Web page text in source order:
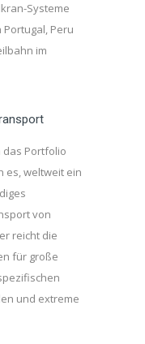
Systeme
Peru
im
das Portfolio
es, weltweit ein
von
reicht die
für große
und extreme